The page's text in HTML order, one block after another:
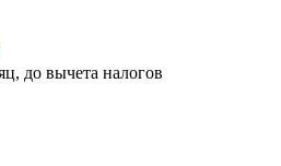
до вычета налогов